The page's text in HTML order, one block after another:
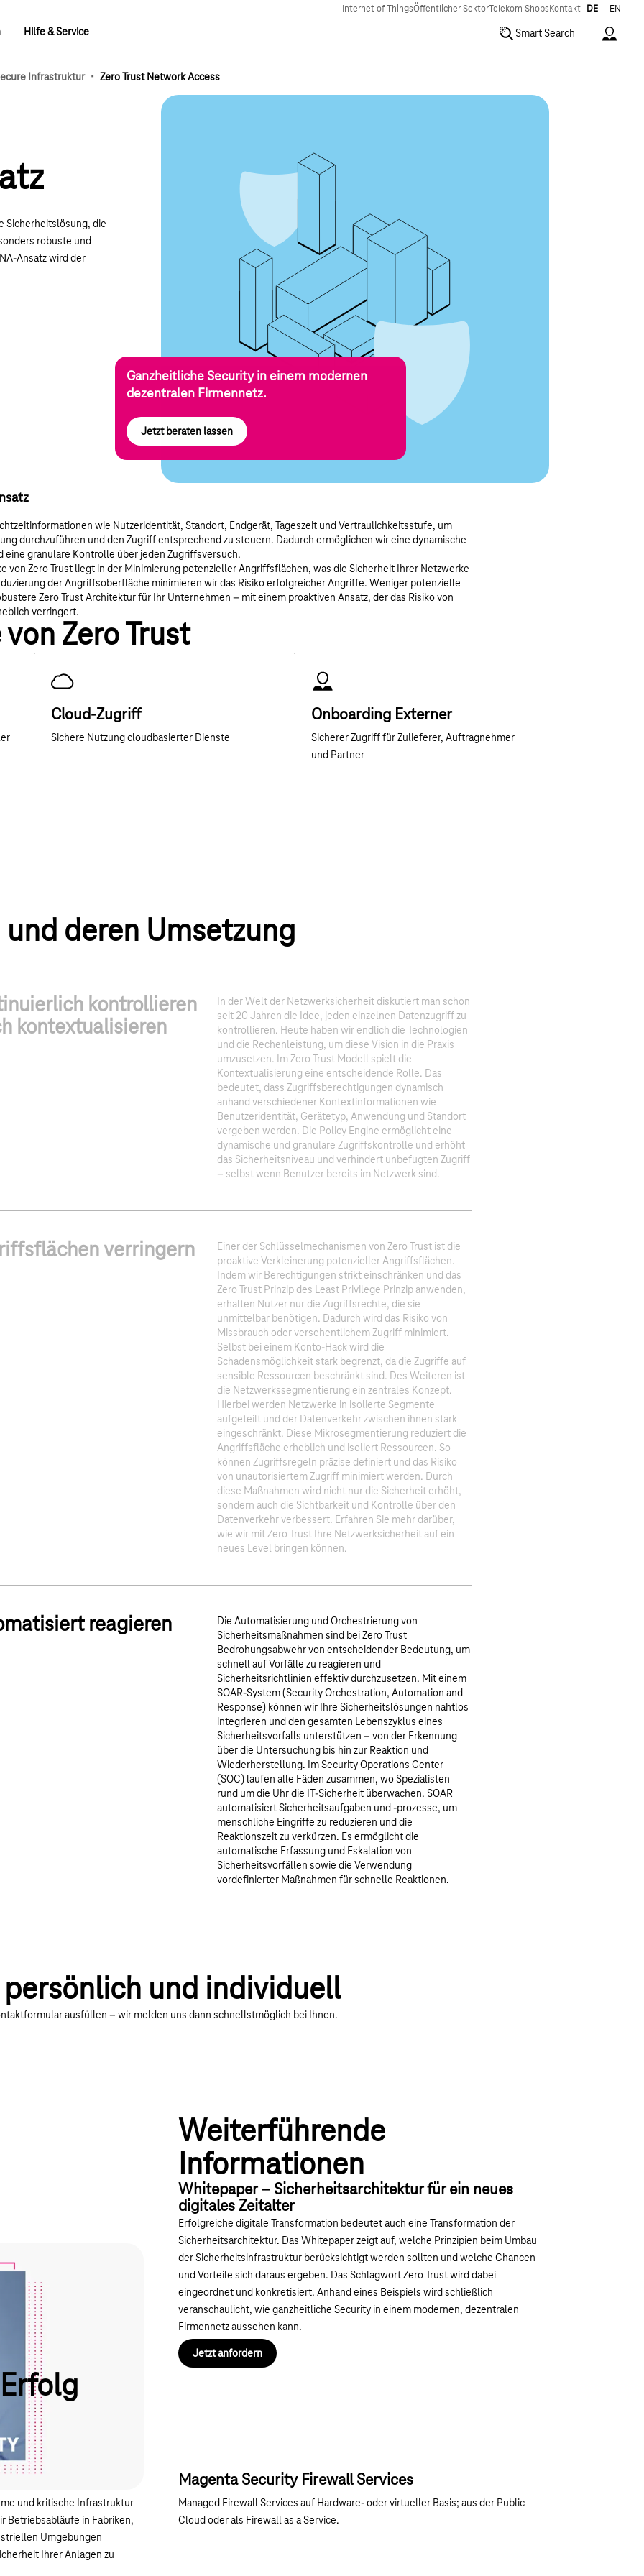
Hilfe & Service
Internet of ThingsÖffentlicher SektorTelekom Shops Kontakt DE EN
Smart Search
Infrastruktur · Zero Trust Network Access
Sicherheitslösung, die
robuste und
Ansatz wird der
Ganzheitliche Security in einem modernen
dezentralen Firmennetz.
Jetzt beraten lassen
wie Nutzeridentität, Standort, Endgerät, Tageszeit und Vertraulichkeitsstufe, um
durchzuführen und den Zugriff entsprechend zu steuern. Dadurch ermöglichen wir eine dynamische
eine granulare Kontrolle über jeden Zugriffsversuch.
von Zero Trust liegt in der Minimierung potenzieller Angriffsflächen, was die Sicherheit Ihrer Netzwerke
der Angriffsoberfläche minimieren wir das Risiko erfolgreicher Angriffe. Weniger potenzielle
Zero Trust Architektur für Ihr Unternehmen – mit einem proaktiven Ansatz, der das Risiko von
verringert.
Zero Trust
Cloud-Zugriff
Sichere Nutzung cloudbasierter Dienste
Onboarding Externer
Sicherer Zugriff für Zulieferer, Auftragnehmer
und Partner
deren Umsetzung
kontrollieren
kontextualisieren
In der Welt der Netzwerksicherheit diskutiert man schon
seit 20 Jahren die Idee, jeden einzelnen Datenzugriff zu
kontrollieren. Heute haben wir endlich die Technologien
und die Rechenleistung, um diese Vision in die Praxis
umzusetzen. Im Zero Trust Modell spielt die
Kontextualisierung eine entscheidende Rolle. Das
bedeutet, dass Zugriffsberechtigungen dynamisch
anhand verschiedener Kontextinformationen wie
Benutzeridentität, Gerätetyp, Anwendung und Standort
vergeben werden. Die Policy Engine ermöglicht eine
dynamische und granulare Zugriffskontrolle und erhöht
das Sicherheitsniveau und verhindert unbefugten Zugriff
– selbst wenn Benutzer bereits im Netzwerk sind.
verringern
Einer der Schlüsselmechanismen von Zero Trust ist die
proaktive Verkleinerung potenzieller Angriffsflächen.
Indem wir Berechtigungen strikt einschränken und das
Zero Trust Prinzip des Least Privilege Prinzip anwenden,
erhalten Nutzer nur die Zugriffsrechte, die sie
unmittelbar benötigen. Dadurch wird das Risiko von
Missbrauch oder versehentlichem Zugriff minimiert.
Selbst bei einem Konto-Hack wird die
Schadensmöglichkeit stark begrenzt, da die Zugriffe auf
sensible Ressourcen beschränkt sind. Des Weiteren ist
die Netzwerkssegmentierung ein zentrales Konzept.
Hierbei werden Netzwerke in isolierte Segmente
aufgeteilt und der Datenverkehr zwischen ihnen stark
eingeschränkt. Diese Mikrosegmentierung reduziert die
Angriffsfläche erheblich und isoliert Ressourcen. So
können Zugriffsregeln präzise definiert und das Risiko
von unautorisiertem Zugriff minimiert werden. Durch
diese Maßnahmen wird nicht nur die Sicherheit erhöht,
sondern auch die Sichtbarkeit und Kontrolle über den
Datenverkehr verbessert. Erfahren Sie mehr darüber,
wie wir mit Zero Trust Ihre Netzwerksicherheit auf ein
neues Level bringen können.
reagieren
Die Automatisierung und Orchestrierung von
Sicherheitsmaßnahmen sind bei Zero Trust
Bedrohungsabwehr von entscheidender Bedeutung, um
schnell auf Vorfälle zu reagieren und
Sicherheitsrichtlinien effektiv durchzusetzen. Mit einem
SOAR-System (Security Orchestration, Automation and
Response) können wir Ihre Sicherheitslösungen nahtlos
integrieren und den gesamten Lebenszyklus eines
Sicherheitsvorfalls unterstützen – von der Erkennung
über die Untersuchung bis hin zur Reaktion und
Wiederherstellung. Im Security Operations Center
(SOC) laufen alle Fäden zusammen, wo Spezialisten
rund um die Uhr die IT-Sicherheit überwachen. SOAR
automatisiert Sicherheitsaufgaben und -prozesse, um
menschliche Eingriffe zu reduzieren und die
Reaktionszeit zu verkürzen. Es ermöglicht die
automatische Erfassung und Eskalation von
Sicherheitsvorfällen sowie die Verwendung
vordefinierter Maßnahmen für schnelle Reaktionen.
und individuell
ausfüllen – wir melden uns dann schnellstmöglich bei Ihnen.
Weiterführende
Informationen
Whitepaper – Sicherheitsarchitektur für ein neues
digitales Zeitalter
Erfolgreiche digitale Transformation bedeutet auch eine Transformation der
Sicherheitsarchitektur. Das Whitepaper zeigt auf, welche Prinzipien beim Umbau
der Sicherheitsinfrastruktur berücksichtigt werden sollten und welche Chancen
und Vorteile sich daraus ergeben. Das Schlagwort Zero Trust wird dabei
eingeordnet und konkretisiert. Anhand eines Beispiels wird schließlich
veranschaulicht, wie ganzheitliche Security in einem modernen, dezentralen
Firmennetz aussehen kann.
Jetzt anfordern
und kritische Infrastruktur
Betriebsabläufe in Fabriken,
Umgebungen
Ihrer Anlagen zu
Magenta Security Firewall Services
Managed Firewall Services auf Hardware- oder virtueller Basis; aus der Public
Cloud oder als Firewall as a Service.